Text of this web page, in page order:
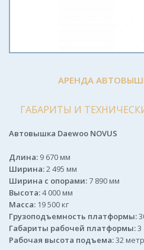
АРЕНДА
ГАБАРИТЫ И
Автовышка Daewoo NOVUS
Длина: 9 670 мм
Ширина:2 495 мм
Ширина с опорами:7 890 мм
Высота:4 000 мм
Масса: 19 500 кг
Грузоподъемность платформы:
Габариты рабочей платформы:3
Рабочая высота подъема:32